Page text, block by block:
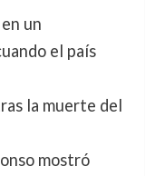
un
el país
la muerte del
mostró